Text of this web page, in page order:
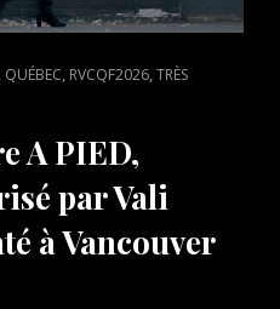
, QUÉBEC, RVCQF2026,TRÈS
A PIED,
par Vali
à Vancouver